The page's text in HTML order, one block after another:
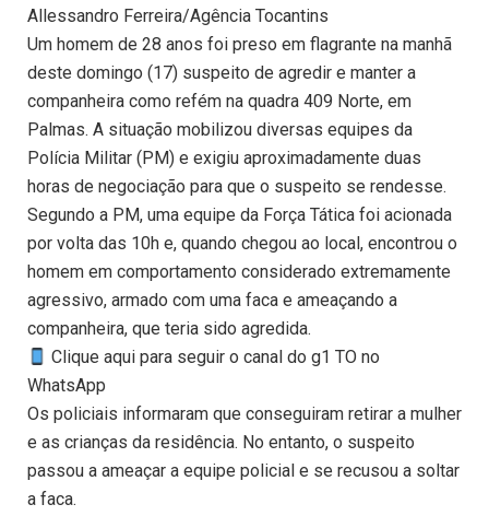
Allessandro Ferreira/Agência Tocantins
Um homem de 28 anos foi preso em flagrante na manhã
deste domingo (17) suspeito de agredir e manter a
companheira como refém na quadra 409 Norte, em
Palmas. A situação mobilizou diversas equipes da
Polícia Militar (PM) e exigiu aproximadamente duas
horas de negociação para que o suspeito se rendesse.
Segundo a PM, uma equipe da Força Tática foi acionada
por volta das 10h e, quando chegou ao local, encontrou o
homem em comportamento considerado extremamente
agressivo, armado com uma faca e ameaçando a
companheira, que teria sido agredida.
Clique aqui para seguir o canal do g1 TO no
WhatsApp
Os policiais informaram que conseguiram retirar a mulher
e as crianças da residência. No entanto, o suspeito
passou a ameaçar a equipe policial e se recusou a soltar
a faca.